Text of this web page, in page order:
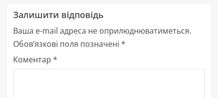
Залишити відповідь
Ваша e-mail адреса не оприлюднюватиметься.
Обов’язкові поля позначені *
Коментар *